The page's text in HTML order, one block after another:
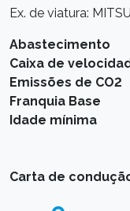
Ex. de viatura:
Abastecimento
Caixa de
Emissões de CO2
Franquia Base
Idade mínima
Carta de